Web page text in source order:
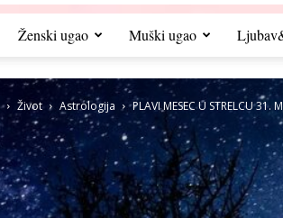
Ženski ugao Muški ugao
Život Astrologija PLAVI MESEC U STRELCU